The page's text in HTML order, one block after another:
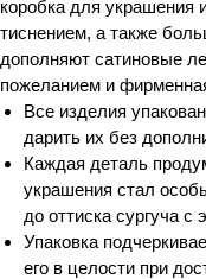
коробка для украшения
тиснением, а также
дополняют сатиновые
пожеланием и
Все изделия
дарить их без
Каждая деталь
украшения стал
до оттиска сургуча
Упаковка
его в целости при